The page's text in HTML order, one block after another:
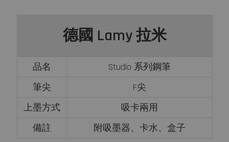
德國 Lamy 拉米
品名
Studio 系列鋼筆
筆尖
F尖
上墨方式
吸卡兩用
備註
附吸墨器、卡水、盒子